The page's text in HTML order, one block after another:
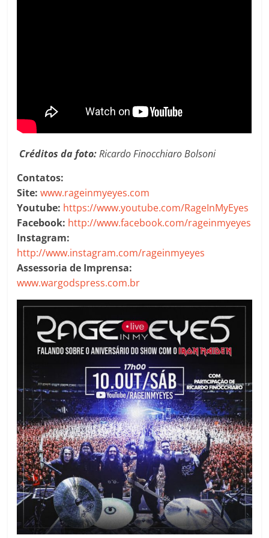
Créditos da foto:Ricardo Finocchiaro Bolsoni
Contatos:
Site:www.rageinmyeyes.com
Youtube: https://www.youtube.com/RageInMyEyes
Facebook: http://www.facebook.com/rageinmyeyes
Instagram:
http://www.instagram.com/rageinmyeyes
Assessoria de Imprensa:
www.wargodspress.com.br